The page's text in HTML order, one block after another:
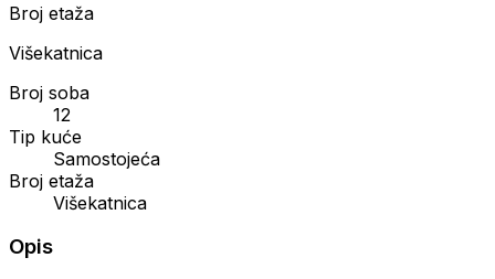
Broj etaža
Višekatnica
Broj soba
12
Tip kuće
Samostojeća
Broj etaža
Višekatnica
Opis